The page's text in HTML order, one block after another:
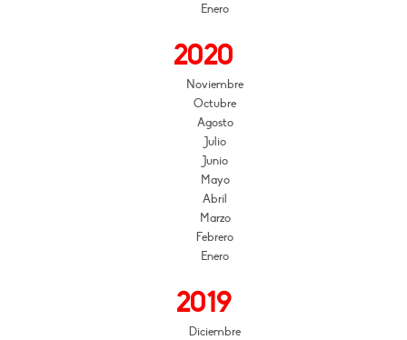
Enero
2020
Noviembre
Octubre
Agosto
Julio
Junio
Mayo
Abril
Marzo
Febrero
Enero
2019
Diciembre